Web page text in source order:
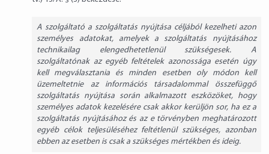
A szolgáltató a szolgáltatás nyújtása céljából kezelheti azon
személyes adatokat, amelyek a szolgáltatás nyújtásához
technikailag elengedhetetlenül szükségesek. A
szolgáltatónak az egyéb feltételek azonossága esetén úgy
kell megválasztania és minden esetben oly módon kell
üzemeltetnie az információs társadalommal összefüggő
szolgáltatás nyújtása során alkalmazott eszközöket, hogy
személyes adatok kezelésére csak akkor kerüljön sor, ha ez a
szolgáltatás nyújtásához és az e törvényben meghatározott
egyéb célok teljesüléséhez feltétlenül szükséges, azonban
ebben az esetben is csak a szükséges mértékben és ideig.